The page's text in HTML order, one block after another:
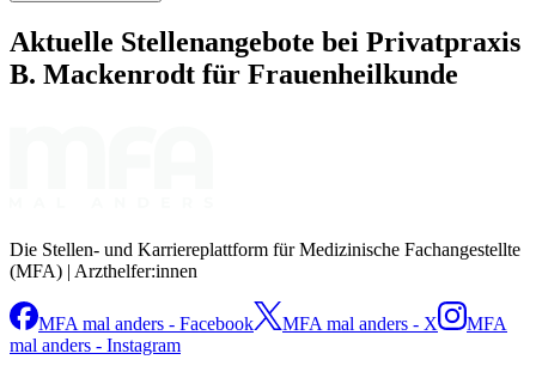
Aktuelle Stellenangebote bei Privatpraxis
B. Mackenrodt für Frauenheilkunde
Die Stellen- und Karriereplattform für Medizinische Fachangestellte
(MFA) | Arzthelfer:innen
MFA mal anders - Facebook MFA mal anders - X
MFA
mal anders - Instagram